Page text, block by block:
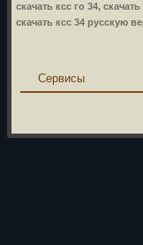
скачать ксс го 34,
скачать ксс 34 русскую
Сервисы